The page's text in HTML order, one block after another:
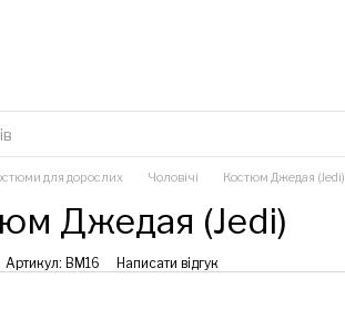
для дорослих Чоловічі Костюм Джедая (Jedi)
Джедая (Jedi)
Артикул: ВМ16 Написати відгук